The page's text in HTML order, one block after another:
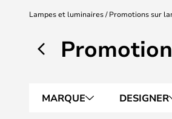
Lampes et luminaires Promotions sur
MARQUE DESIGNER